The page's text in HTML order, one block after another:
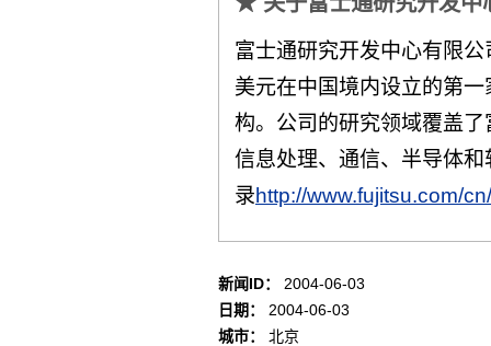
富士通研究开发中心有限
美元在中国境内设立的第
构。公司的研究领域覆盖
信息处理、通信、半导体
录http://www.fujitsu.com/
新闻ID：
2004-06-03
日期：
2004-06-03
城市：
北京